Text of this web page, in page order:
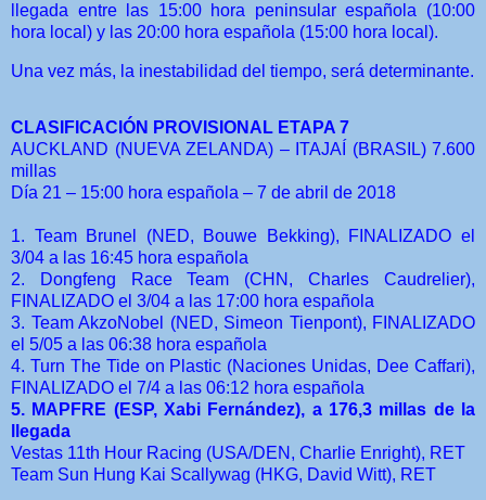
llegada entre las 15:00 hora peninsular española (10:00
hora local) y las 20:00 hora española (15:00 hora local).
Una vez más, la inestabilidad del tiempo, será determinante.
CLASIFICACIÓN PROVISIONAL ETAPA 7
AUCKLAND (NUEVA ZELANDA) – ITAJAÍ (BRASIL) 7.600
millas
Día 21 – 15:00 hora española – 7 de abril de 2018
1. Team Brunel (NED, Bouwe Bekking), FINALIZADO el
3/04 a las 16:45 hora española
2. Dongfeng Race Team (CHN, Charles Caudrelier),
FINALIZADO el 3/04 a las 17:00 hora española
3. Team AkzoNobel (NED, Simeon Tienpont), FINALIZADO
el 5/05 a las 06:38 hora española
4. Turn The Tide on Plastic (Naciones Unidas, Dee Caffari),
FINALIZADO el 7/4 a las 06:12 hora española
5. MAPFRE (ESP, Xabi Fernández), a 176,3 millas de la
llegada
Vestas 11th Hour Racing (USA/DEN, Charlie Enright), RET
Team Sun Hung Kai Scallywag (HKG, David Witt), RET